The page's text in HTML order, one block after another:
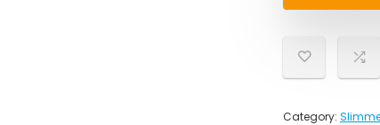
Category: